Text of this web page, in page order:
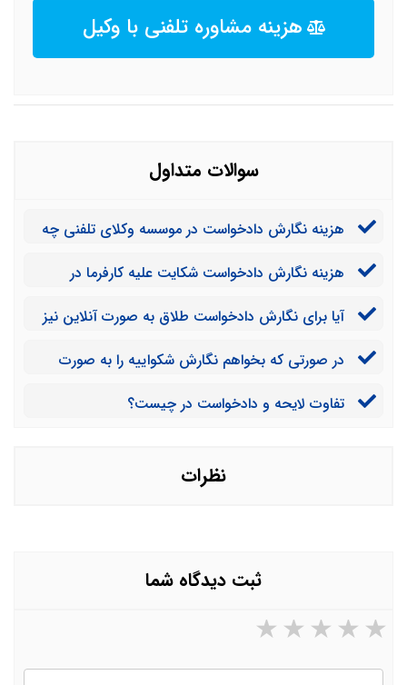
هزینه مشاوره تلفنی با وکیل
سوالات متداول
هزینه نگارش دادخواست در موسسه وکلای تلفنی چه
هزینه نگارش دادخواست شکایت علیه کارفرما در
آیا برای نگارش دادخواست طلاق به صورت آنلاین نیز
در صورتی که بخواهم نگارش شکواییه را به صورت
تفاوت لایحه و دادخواست در چیست؟
نظرات
ثبت دیدگاه شما
۵ ستاره از ۵ ۴ ستاره از ۵ ۳ ستاره از ۵ ۲ ستاره از ۵
نام